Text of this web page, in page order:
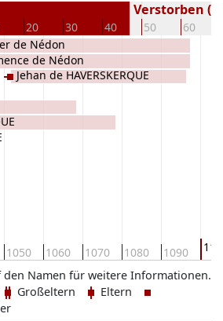
20 30 40 50 60
Verstorben (
1050 1060 1070 1080 1090
de Nédon
de Nédon
Jehan de HAVERSKERQUE
den Namen für weitere Informationen.
Großeltern
Eltern